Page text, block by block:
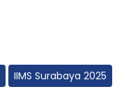
IIMS Surabaya 2025